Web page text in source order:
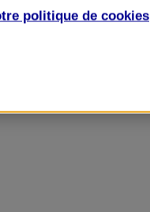
politique de cookies